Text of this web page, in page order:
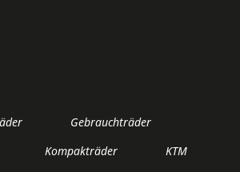
Gebrauchträder
Kompakträder
KTM